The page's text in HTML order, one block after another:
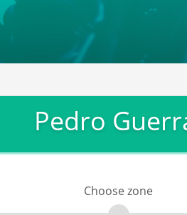
Pedro
Choose zone